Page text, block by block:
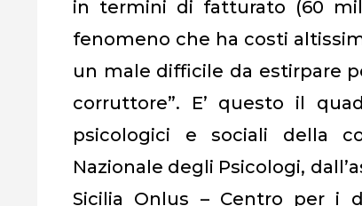
in termini di fatturato (60
fenomeno che ha costi
un male difficile da estirpare
corruttore”. E’ questo il
psicologici e sociali della
Nazionale degli Psicologi,
Sicilia Onlus – Centro per i